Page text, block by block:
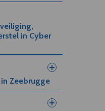
in Cyber
Zeebrugge